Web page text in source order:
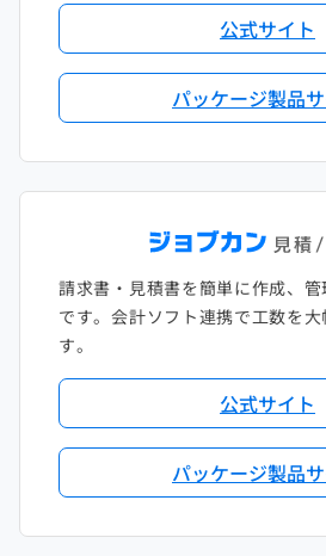
公式サイト
パッケージ製品
請求書・見積書を簡単に作成、
です。会計ソフト連携で工数を
す。
公式サイト
パッケージ製品